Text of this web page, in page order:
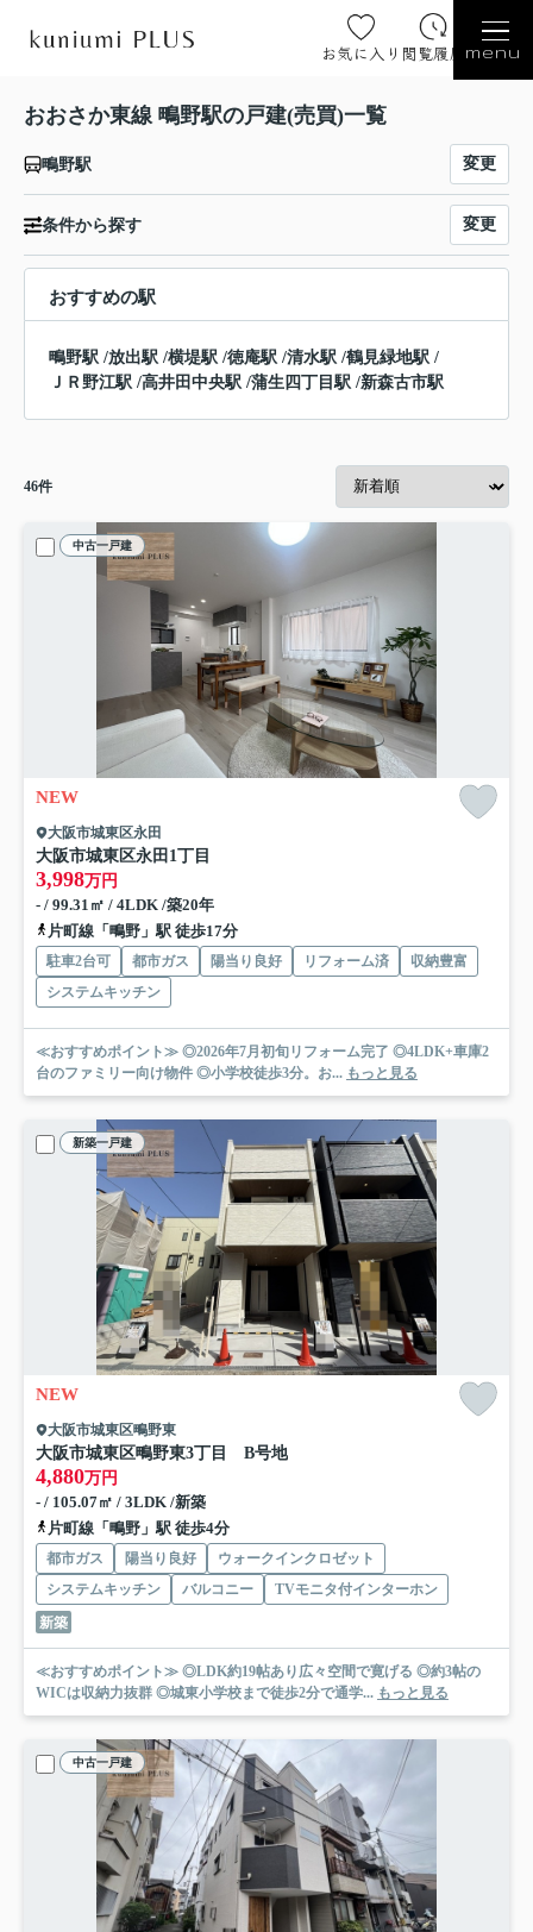
お気に入り 閲覧履歴 menu
おおさか東線 鴫野駅の戸建(売買)一覧
鴫野駅 変更
条件から探す 変更
おすすめの駅
鴫野駅 /放出駅 /横堤駅 /徳庵駅 /清水駅 /鶴見緑地駅 /
ＪＲ野江駅 /高井田中央駅 /蒲生四丁目駅 /新森古市駅
46件
中古一戸建
NEW
大阪市城東区永田
大阪市城東区永田1丁目
3,998万円
- / 99.31㎡ / 4LDK /築20年
片町線「鴫野」駅 徒歩17分
駐車2台可 都市ガス 陽当り良好 リフォーム済
収納豊富
システムキッチン
≪おすすめポイント≫ ◎2026年7月初旬リフォーム完了 ◎4LDK+車庫2
台のファミリー向け物件 ◎小学校徒歩3分。お... もっと見る
新築一戸建
NEW
大阪市城東区鴫野東
大阪市城東区鴫野東3丁目 B号地
4,880万円
- / 105.07㎡ / 3LDK /新築
片町線「鴫野」駅 徒歩4分
都市ガス 陽当り良好
ウォークインクロゼット
システムキッチン
バルコニー
TVモニタ付インターホン
新築
≪おすすめポイント≫ ◎LDK約19帖あり広々空間で寛げる ◎約3帖の
WICは収納力抜群 ◎城東小学校まで徒歩2分で通学... もっと見る
中古一戸建